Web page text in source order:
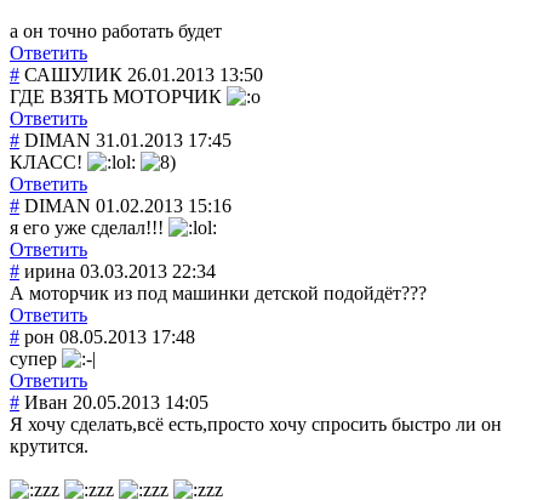
а он точно работать будет
Ответить
# САШУЛИК 26.01.2013 13:50
ГДЕ ВЗЯТЬ МОТОРЧИК
Ответить
# DIMAN 31.01.2013 17:45
КЛАСС!
Ответить
# DIMAN 01.02.2013 15:16
я его уже сделал!!!
Ответить
# ирина 03.03.2013 22:34
А моторчик из под машинки детской подойдёт???
Ответить
# рон 08.05.2013 17:48
супер
Ответить
# Иван 20.05.2013 14:05
Я хочу сделать,всё есть,просто хочу спросить быстро ли он
крутится.